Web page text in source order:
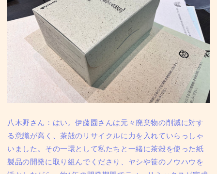
八木野さん：はい。伊藤園さんは元々廃棄物の削減に対す
る意識が高く、茶殻のリサイクルに力を入れていらっしゃ
いました。その一環として私たちと一緒に茶殻を使った紙
製品の開発に取り組んでくださり、ヤシや笹のノウハウを